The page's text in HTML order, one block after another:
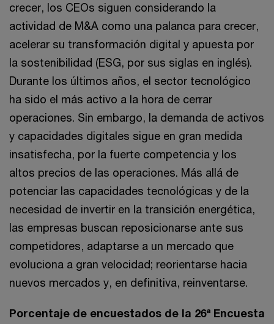
crecer, los CEOs siguen considerando la
actividad de M&A como una palanca para crecer,
acelerar su transformación digital y apuesta por
la sostenibilidad (ESG, por sus siglas en inglés).
Durante los últimos años, el sector tecnológico
ha sido el más activo a la hora de cerrar
operaciones. Sin embargo, la demanda de activos
y capacidades digitales sigue en gran medida
insatisfecha, por la fuerte competencia y los
altos precios de las operaciones. Más allá de
potenciar las capacidades tecnológicas y de la
necesidad de invertir en la transición energética,
las empresas buscan reposicionarse ante sus
competidores, adaptarse a un mercado que
evoluciona a gran velocidad; reorientarse hacia
nuevos mercados y, en definitiva, reinventarse.
Porcentaje de encuestados de la 26ª Encuesta